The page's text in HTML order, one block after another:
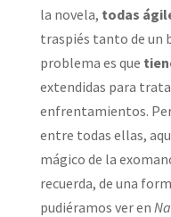
la novela, todas
traspiés tanto de un
problema es que
extendidas para
enfrentamientos.
entre todas ellas,
mágico de la
recuerda, de una
pudiéramos ver en